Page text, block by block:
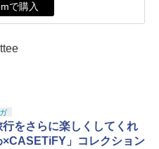
で購入
をさらに楽しくしてくれ
×CASETiFY」コレクション